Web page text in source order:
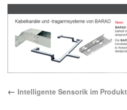
INDUSTRIEVERTRETUNG
UNSER TEAM
WIR ÜBER UNS
KARRIERE
PRODUKTE
APPLIKATIONEN
Previous
Next
← Intelligente Sensorik im